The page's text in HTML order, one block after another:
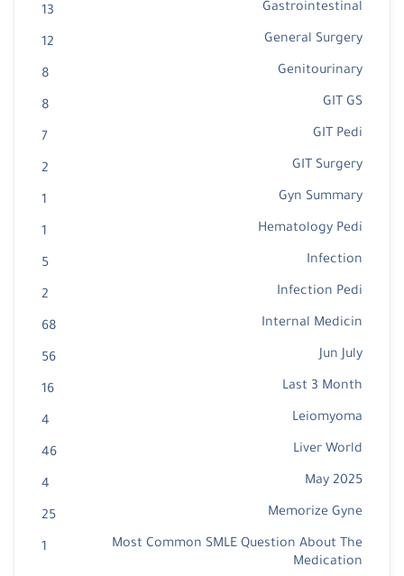
Gastrointestinal
13
General Surgery
12
Genitourinary
8
GIT GS
8
GIT Pedi
7
GIT Surgery
2
Gyn Summary
1
Hematology Pedi
1
Infection
5
Infection Pedi
2
Internal Medicin
68
Jun July
56
Last 3 Month
16
Leiomyoma
4
Liver World
46
May 2025
4
Memorize Gyne
25
Most Common SMLE Question About The
Medication
1